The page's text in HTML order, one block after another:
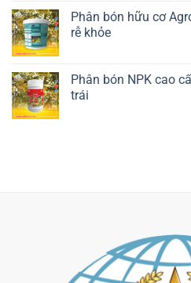
Phân bón hữu cơ
rễ khỏe
Phân bón NPK cao
trái